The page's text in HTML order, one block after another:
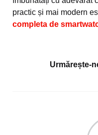
practic și mai modern
completa de
Urmărește-